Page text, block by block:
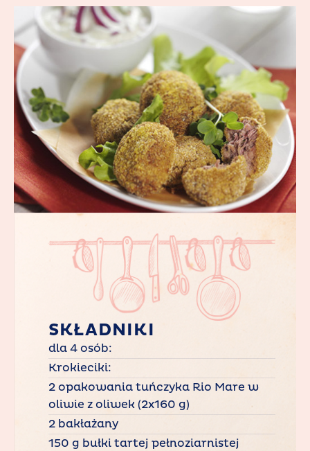
SKŁADNIKI
dla 4 osób:
Krokieciki:
2 opakowania tuńczyka Rio Mare w
oliwie z oliwek (2x160 g)
2 bakłażany
150 g bułki tartej pełnoziarnistej